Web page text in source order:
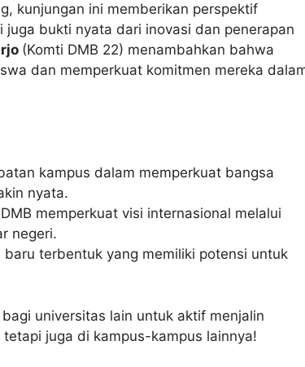
kunjungan ini memberikan perspektif
bukti nyata dari inovasi dan penerapan
(Komti DMB 22) menambahkan bahwa
dan memperkuat komitmen mereka
kampus dalam memperkuat bangsa
nyata.
memperkuat visi internasional melalui
negeri.
baru terbentuk yang memiliki potensi untuk
universitas lain untuk aktif menjalin
juga di kampus-kampus lainnya!